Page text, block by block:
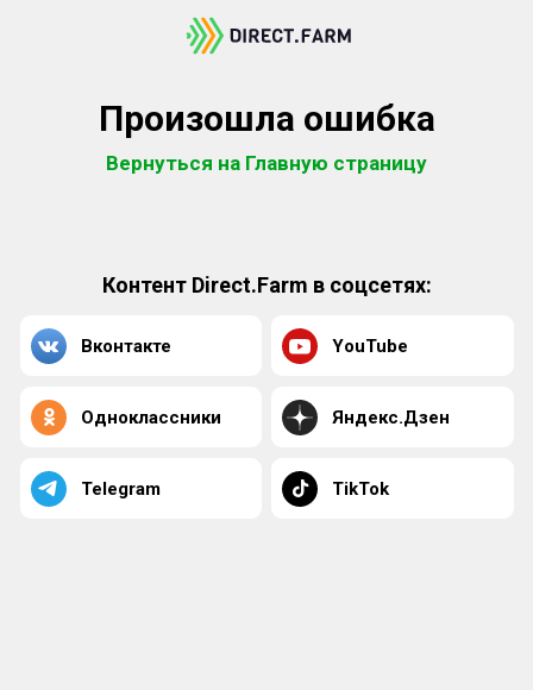
Произошла ошибка
Вернуться на Главную страницу
Контент Direct.Farm в соцсетях:
Вконтакте YouTube
Одноклассники Яндекс.Дзен
Telegram TikTok